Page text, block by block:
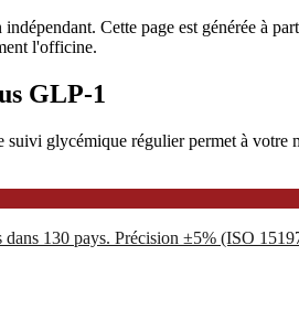
Cette page est générée à
l'officine.
GLP-1
glycémique régulier permet à votre
130 pays. Précision ±5% (ISO